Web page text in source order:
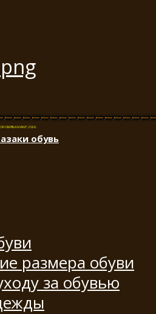
ОБУВЬ КАЗАКИ", 2026.
и обувь
размера обуви
за обувью